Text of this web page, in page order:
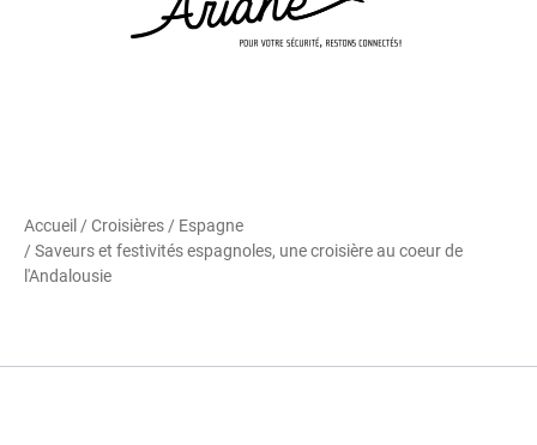
Accueil /Croisières / Espagne
/ Saveurs et festivités espagnoles, une croisière au coeur de
l'Andalousie